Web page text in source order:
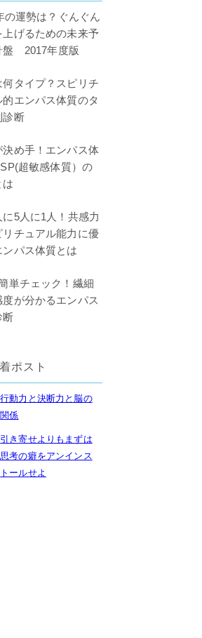
の運勢は？ぐんぐん
上げるための未来予
盤 2017年度版
何タイプ？スピリチ
的エンパス体質のタ
診断
決め手！エンパス体
超敏感体質）の
は
に5人に1人！共感力
リチュアル能力に優
ンパス体質とは
単チェック！繊細
度が分かるエンパス
断
ポスト
行動力と決断力と脳の
関係
引き寄せよりもまずは
思考の癖をアンインス
トールせよ